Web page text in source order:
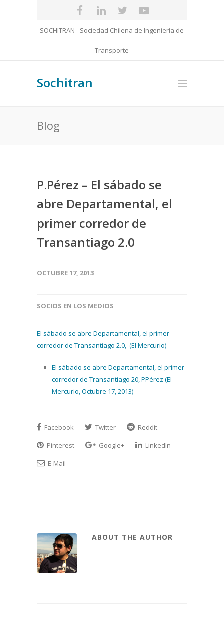
SOCHITRAN - Sociedad Chilena de Ingeniería de
Transporte
Sochitran
Blog
P.Pérez – El sábado se
abre Departamental, el
primer corredor de
Transantiago 2.0
OCTUBRE 17, 2013
SOCIOS EN LOS MEDIOS
El sábado se abre Departamental, el primer
corredor de Transantiago 2.0, (El Mercurio)
El sábado se abre Departamental, el primer
corredor de Transantiago 20, PPérez (El
Mercurio, Octubre 17, 2013)
Facebook Twitter
Reddit
Pinterest
Google+
LinkedIn
E-Mail
ABOUT THE AUTHOR